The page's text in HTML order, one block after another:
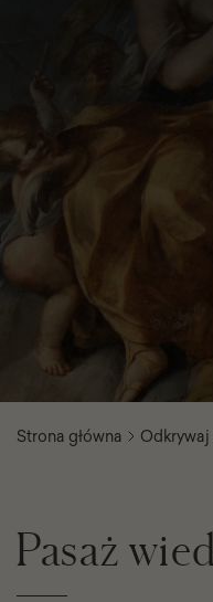
Strona główna Odkrywaj
Pasaż